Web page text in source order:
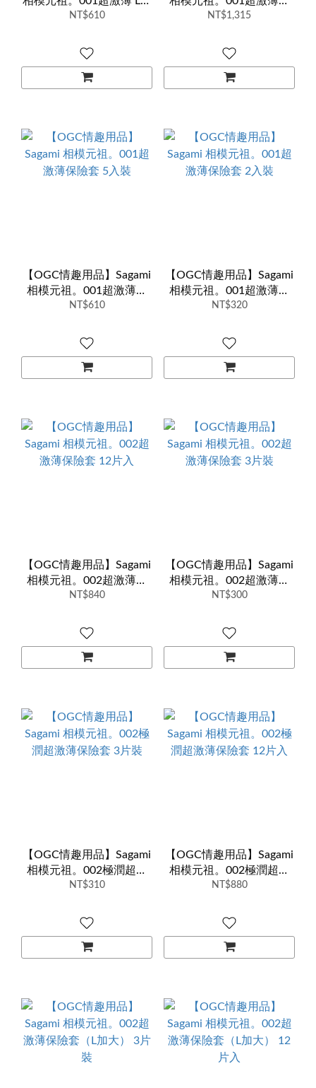
大 保險套 5入裝
NT$610
險套 12入裝
NT$1,315
【OGC情趣用品】Sagami
相模元祖。001超激薄保
險套 5入裝
NT$610
【OGC情趣用品】Sagami
相模元祖。001超激薄保
險套 2入裝
NT$320
【OGC情趣用品】Sagami
相模元祖。002超激薄保
險套 12片入
NT$840
【OGC情趣用品】Sagami
相模元祖。002超激薄保
險套 3片裝
NT$300
【OGC情趣用品】Sagami
相模元祖。002極潤超激
薄保險套 3片裝
NT$310
【OGC情趣用品】Sagami
相模元祖。002極潤超激
薄保險套 12片入
NT$880